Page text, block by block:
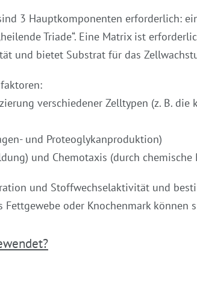
3 Hauptkomponenten erforderlich:
Triade“. Eine Matrix ist
und bietet Substrat für das
verschiedener Zelltypen (z. B.
und Proteoglykanproduktion)
und Chemotaxis (durch
und Stoffwechselaktivität und
Fettgewebe oder Knochenmark